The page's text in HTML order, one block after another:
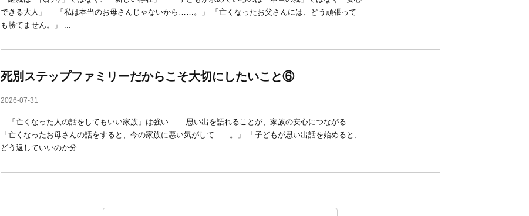
できる大人」 「私は本当のお母さんじゃないから……。」 「亡くなったお父さんには、どう頑張って
も勝てません。」 ...
死別ステップファミリーだからこそ大切にしたいこと⑥
2026-07-31
「亡くなった人の話をしてもいい家族」は強い 思い出を語れることが、家族の安心につながる
「亡くなったお母さんの話をすると、今の家族に悪い気がして……。」 「子どもが思い出話を始めると、
どう返していいのか分...